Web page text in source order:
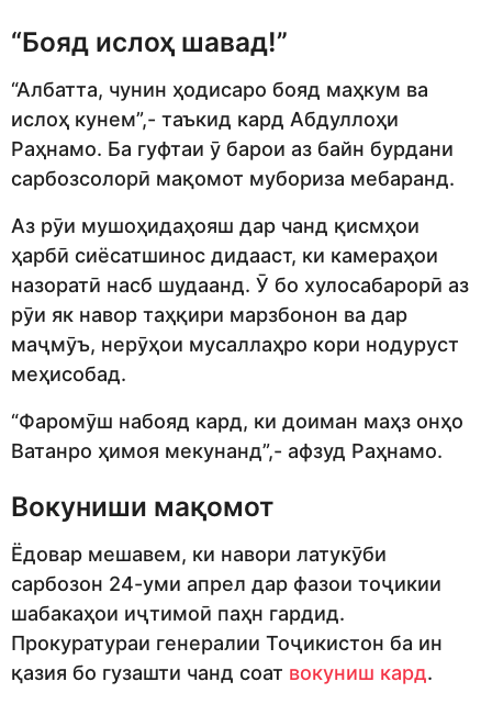
“Бояд ислоҳ шавад!”
“Албатта, чунин ҳодисаро бояд маҳкум ва
ислоҳ кунем”,- таъкид кард Абдуллоҳи
Раҳнамо. Ба гуфтаи ӯ барои аз байн бурдани
сарбозсолорӣ мақомот мубориза мебаранд.
Аз рӯи мушоҳидаҳояш дар чанд қисмҳои
ҳарбӣ сиёсатшинос дидааст, ки камераҳои
назоратӣ насб шудаанд. Ӯ бо хулосабарорӣ аз
рӯи як навор таҳқири марзбонон ва дар
маҷмӯъ, нерӯҳои мусаллаҳро кори нодуруст
меҳисобад.
“Фаромӯш набояд кард, ки доиман маҳз онҳо
Ватанро ҳимоя мекунанд”,- афзуд Раҳнамо.
Вокуниши мақомот
Ёдовар мешавем, ки навори латукӯби
сарбозон 24-уми апрел дар фазои тоҷикии
шабакаҳои иҷтимоӣ паҳн гардид.
Прокуратураи генералии Тоҷикистон ба ин
қазия бо гузашти чанд соат вокуниш кард.